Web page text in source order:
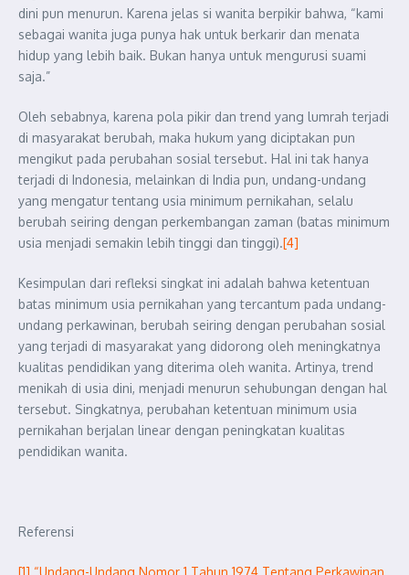
dini pun menurun. Karena jelas si wanita berpikir bahwa, “kami
sebagai wanita juga punya hak untuk berkarir dan menata
hidup yang lebih baik. Bukan hanya untuk mengurusi suami
saja.”
Oleh sebabnya, karena pola pikir dan trend yang lumrah terjadi
di masyarakat berubah, maka hukum yang diciptakan pun
mengikut pada perubahan sosial tersebut. Hal ini tak hanya
terjadi di Indonesia, melainkan di India pun, undang-undang
yang mengatur tentang usia minimum pernikahan, selalu
berubah seiring dengan perkembangan zaman (batas minimum
usia menjadi semakin lebih tinggi dan tinggi).[4]
Kesimpulan dari refleksi singkat ini adalah bahwa ketentuan
batas minimum usia pernikahan yang tercantum pada undang-
undang perkawinan, berubah seiring dengan perubahan sosial
yang terjadi di masyarakat yang didorong oleh meningkatnya
kualitas pendidikan yang diterima oleh wanita. Artinya, trend
menikah di usia dini, menjadi menurun sehubungan dengan hal
tersebut. Singkatnya, perubahan ketentuan minimum usia
pernikahan berjalan linear dengan peningkatan kualitas
pendidikan wanita.
Referensi
[1] “Undang-Undang Nomor 1 Tahun 1974 Tentang Perkawinan.